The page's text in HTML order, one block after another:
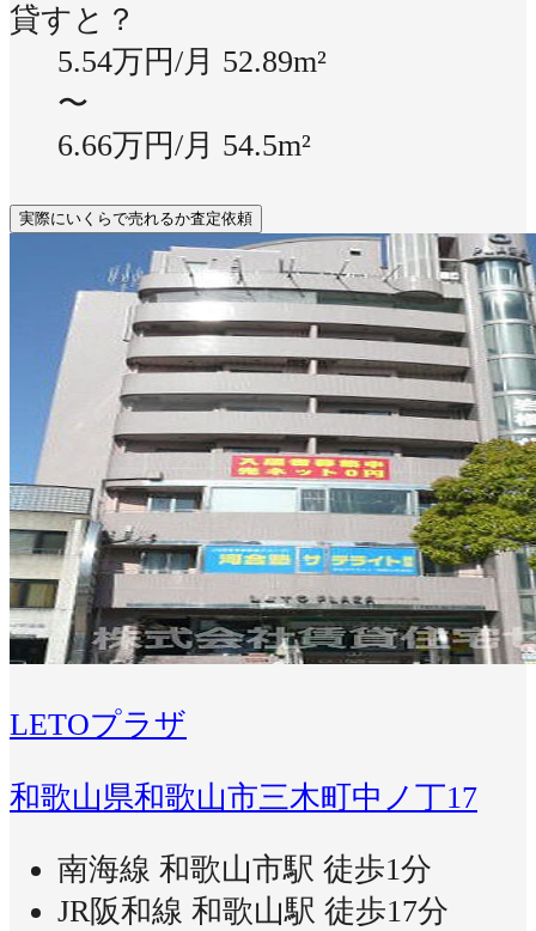
貸すと？
5.54万円/月 52.89m²
〜
6.66万円/月 54.5m²
実際にいくらで売れるか査定依頼
LETOプラザ
和歌山県和歌山市三木町中ノ丁17
南海線 和歌山市駅 徒歩1分
JR阪和線 和歌山駅 徒歩17分